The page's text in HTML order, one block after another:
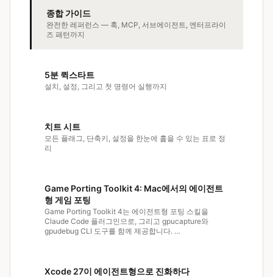
종합 가이드
완전한 레퍼런스 — 훅, MCP, 서브에이전트, 엔터프라이
즈 패턴까지
5분 퀵스타트
설치, 설정, 그리고 첫 명령어 실행까지
치트 시트
모든 플래그, 단축키, 설정을 한눈에 훑을 수 있는 표로 정
리
Game Porting Toolkit 4: Mac에서의 에이전트
형 게임 포팅
Game Porting Toolkit 4는 에이전트형 포팅 스킬을
Claude Code 플러그인으로, 그리고 gpucapture와
gpudebug CLI 도구를 함께 제공합니다. …
Xcode 27이 에이전트형으로 진화하다